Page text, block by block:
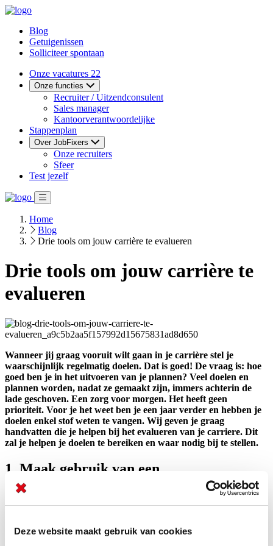
Deze website maakt gebruik van cookies
Blog
Getuigenissen
Solliciteer spontaan
Onze vacatures 22
Onze functies
Recruiter / Uitzendconsulent
Sales manager
Kantoorverantwoordelijke
Stappenplan
Over JobFixers
Onze recruiters
Sfeer
Test jezelf
Home
Blog
Drie tools om jouw carrière te evalueren
Drie tools om jouw carrière te
evalueren
Wanneer jij graag vooruit wilt gaan in je carrière stel je
waarschijnlijk regelmatig doelen. Dat is goed! De vraag is: hoe
goed ben je in het uitvoeren van je plannen? Veel doelen en
plannen worden, nadat ze gemaakt zijn, immers achterin de
lade geschoven. Een zorg voor morgen. Het heeft geen
prioriteit. Voor je het weet ben je een jaar verder en hebben je
doelen enkel stof weten te vangen. Wij geven je graag
handvatten die je helpen bij het evalueren van je carriere. Dit
zal je helpen je doelen te bereiken en waar nodig bij te stellen.
1. Maak gebruik van een
prestatiedocument
hebt gehad of een grote klant hebt weten binnen te halen, zul je dat